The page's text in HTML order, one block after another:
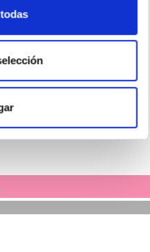
de NUXE